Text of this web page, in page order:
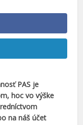
PAS je
hoc vo výške
na náš účet